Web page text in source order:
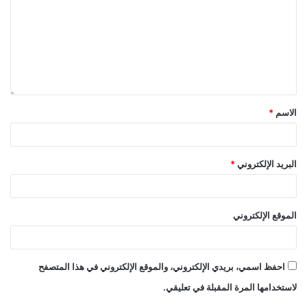
في غزة.
إنهاء اللجوء الفلسطيني
يشكل اللجوء الفلسطيني أحد أهم ملفات القضية
الفلسطينية، إن لم يكن عصبها الحقيقي، فهو يُبقي على
حيويتها، ويضع المجتمع الدولي أمام مسؤولياته مهما حاول
الاحتلال تصفية القضية، ولأن “الأونروا” تمثل عنواناً حياً
الاحتلال عن استهدافها محاولاً استغلال المرحلة الحرجة
التي تعيشها القضية الفلسطينية، ولا شك في أن محاولات
الاحتلال تلك تنسجم مع مخططات تهجير سكان قطاع غزة
الاسم *
البريد الإلكتروني *
الموقع الإلكتروني
احفظ اسمي، بريدي الإلكتروني، والموقع الإلكتروني في هذا المتصفح
لاستخدامها المرة المقبلة في تعليقي.